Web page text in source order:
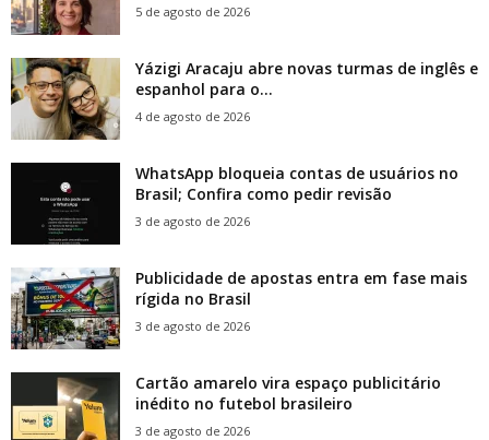
5 de agosto de 2026
Yázigi Aracaju abre novas turmas de inglês e
espanhol para o...
4 de agosto de 2026
WhatsApp bloqueia contas de usuários no
Brasil; Confira como pedir revisão
3 de agosto de 2026
Publicidade de apostas entra em fase mais
rígida no Brasil
3 de agosto de 2026
Cartão amarelo vira espaço publicitário
inédito no futebol brasileiro
3 de agosto de 2026